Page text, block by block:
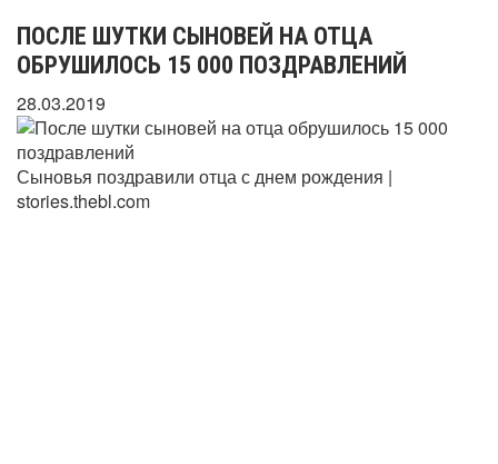
ПОСЛЕ ШУТКИ СЫНОВЕЙ НА ОТЦА
ОБРУШИЛОСЬ 15 000 ПОЗДРАВЛЕНИЙ
28.03.2019
Сыновья поздравили отца с днем рождения |
stories.thebl.com